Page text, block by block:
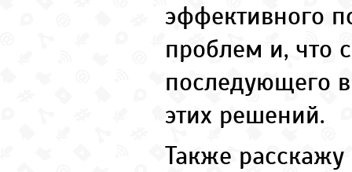
эффективного
проблем и, что
последующего
этих решений.
Также расскажу